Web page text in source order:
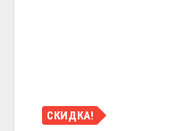
СКИДКА!